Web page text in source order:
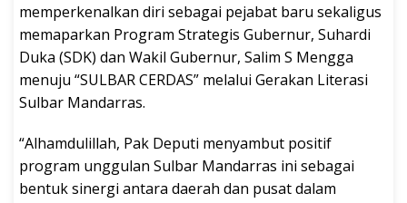
memperkenalkan diri sebagai pejabat baru sekaligus
memaparkan Program Strategis Gubernur, Suhardi
Duka (SDK) dan Wakil Gubernur, Salim S Mengga
menuju “SULBAR CERDAS” melalui Gerakan Literasi
Sulbar Mandarras.
“Alhamdulillah, Pak Deputi menyambut positif
program unggulan Sulbar Mandarras ini sebagai
bentuk sinergi antara daerah dan pusat dalam